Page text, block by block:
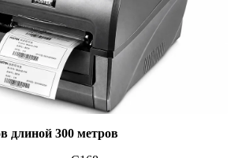
длиной 300 метров